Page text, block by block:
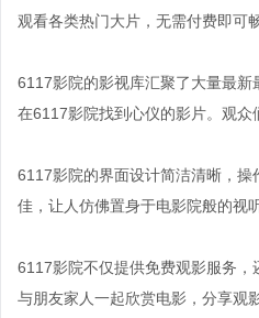
观看各类热门大片，无需付费即可
6117影院的影视库汇聚了大量最
在6117影院找到心仪的影片。观
6117影院的界面设计简洁清晰，
佳，让人仿佛置身于电影院般的视
6117影院不仅提供免费观影服务
与朋友家人一起欣赏电影，分享观